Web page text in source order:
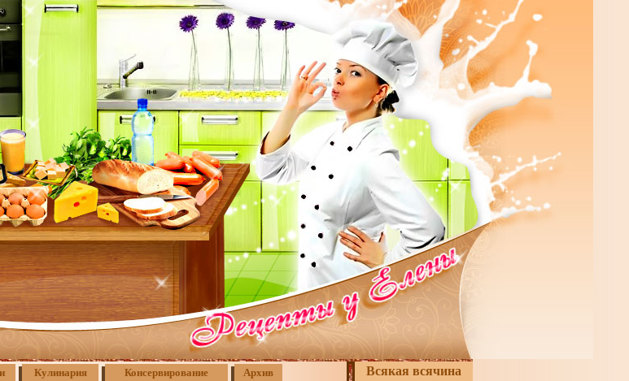
Кулинария Консервирование Архив Всякая всячина